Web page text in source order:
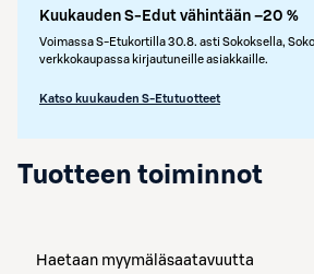
Kuukauden S-Edut vähintään –20 %
Voimassa S-Etukortilla 30.8. asti Sokoksella,
verkkokaupassa kirjautuneille asiakkaille.
Katso kuukauden S-Etutuotteet
Tuotteen toiminnot
Haetaan myymäläsaatavuutta